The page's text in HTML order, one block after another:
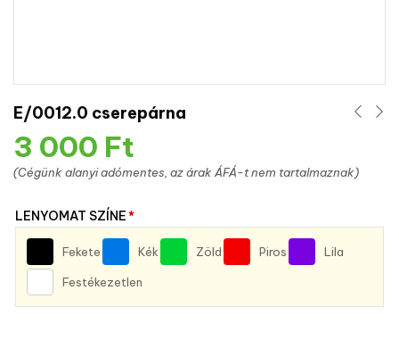
E/0012.0 cserepárna
3 000 Ft
(Cégünk alanyi adómentes, az árak ÁFÁ-t nem tartalmaznak)
LENYOMAT SZÍNE*
Fekete Kék Zöld Piros Lila
Festékezetlen